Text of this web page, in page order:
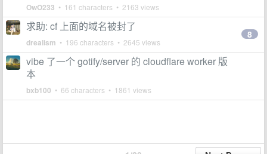
OwO233 • 161 characters • 2163 views
求助: cf 上面的域名被封了
drealism • 196 characters • 2645 views
8
vibe 了一个 gotify/server 的 cloudflare worker 版
本
bxb100 • 66 characters • 1861 views